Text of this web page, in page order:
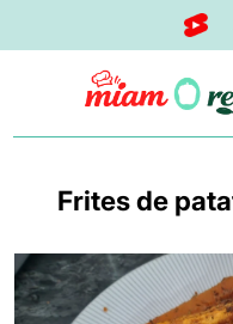
Frites de